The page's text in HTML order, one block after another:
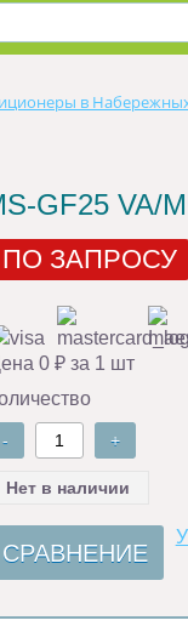
в
GF25 VA/
ПО ЗАПРОСУ
0 ₽ за 1 шт
- +
Нет в наличии
СРАВНЕНИЕ